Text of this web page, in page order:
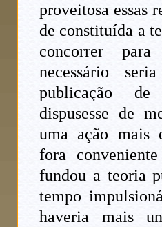
proveitosa essas
de constituída a
concorrer
necessário
publicação
dispusesse de
uma ação mais
fora
fundou a teoria
tempo
haveria mais